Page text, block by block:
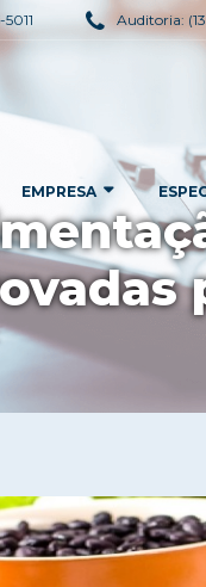
Auditoria:
EMPRESA